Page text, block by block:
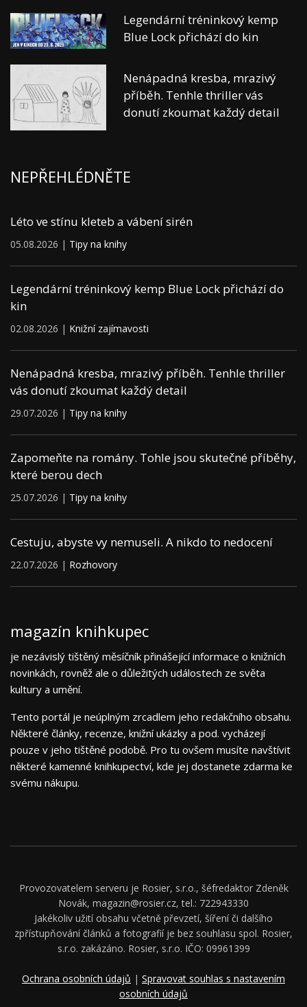
Legendární tréninkový kemp
Blue Lock přichází do kin
Nenápadná kresba, mrazivý
příběh. Tenhle thriller vás
donutí zkoumat každý detail
NEPŘEHLÉDNĚTE
Léto ve stínu kleteb a vábení sirén
05.08.2026 | Tipy na knihy
Legendární tréninkový kemp Blue Lock přichází do
kin
02.08.2026 | Knižní zajímavosti
Nenápadná kresba, mrazivý příběh. Tenhle thriller
vás donutí zkoumat každý detail
29.07.2026 | Tipy na knihy
Zapomeňte na romány. Tohle jsou skutečné příběhy,
které berou dech
25.07.2026 | Tipy na knihy
Cestuju, abyste vy nemuseli. A nikdo to nedocení
22.07.2026 | Rozhovory
magazín knihkupec
je nezávislý tištěný měsíčník přinášející informace o knižních
novinkách, rovněž ale o důležitých událostech ze světa
kultury a umění.
Tento portál je neúplným zrcadlem jeho redakčního obsahu.
Některé články, recenze, knižní ukázky a pod. vycházejí
pouze v jeho tištěné podobě. Pro tu ovšem musíte navštívit
některé kamenné knihkupectví, kde jej dostanete zdarma ke
svému nákupu.
Provozovatelem serveru je Rosier, s.r.o., šéfredaktor Zdeněk
Novák, magazin@rosier.cz, tel.: 722943330
Jakékoliv užití obsahu včetně převzetí, šíření či dalšího
zpřístupňování článků a fotografií je bez souhlasu spol. Rosier,
s.r.o. zakázáno. Rosier, s.r.o. IČO: 09961399
Ochrana osobních údajů | Spravovat souhlas s nastavením
osobních údajů